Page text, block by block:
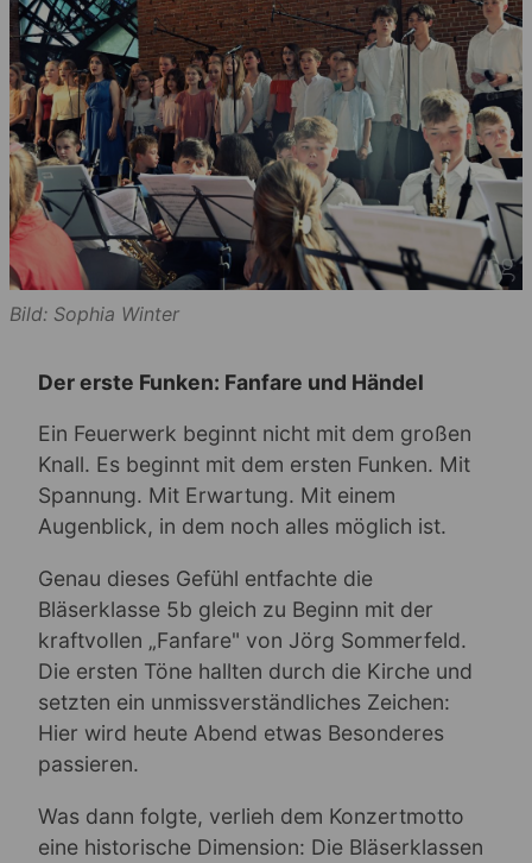
Bild: Sophia Winter
Der erste Funken: Fanfare und Händel
Ein Feuerwerk beginnt nicht mit dem großen
Knall. Es beginnt mit dem ersten Funken. Mit
Spannung. Mit Erwartung. Mit einem
Augenblick, in dem noch alles möglich ist.
Genau dieses Gefühl entfachte die
Bläserklasse 5b gleich zu Beginn mit der
kraftvollen „Fanfare" von Jörg Sommerfeld.
Die ersten Töne hallten durch die Kirche und
setzten ein unmissverständliches Zeichen:
Hier wird heute Abend etwas Besonderes
passieren.
Was dann folgte, verlieh dem Konzertmotto
eine historische Dimension: Die Bläserklassen